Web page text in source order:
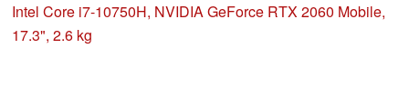
passiert auch nicht.
Intel Core i7-10750H, NVIDIA GeForce RTX 2060 Mobile,
17.3", 2.6 kg